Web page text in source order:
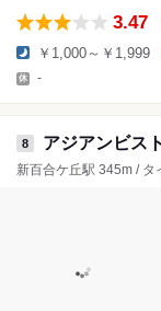
3.47
￥1,000～￥1,999
-
8 アジアンビス
新百合ケ丘駅 345m /